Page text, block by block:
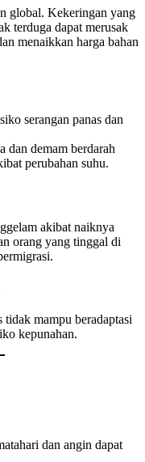
global. Kekeringan yang
terduga dapat merusak
menaikkan harga bahan
serangan panas dan
dan demam berdarah
perubahan suhu.
akibat naiknya
orang yang tinggal di
mampu beradaptasi
kepunahan.
dan angin dapat